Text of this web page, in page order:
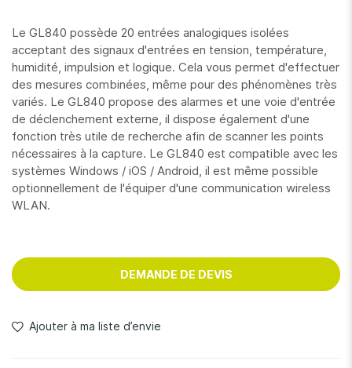
Le GL840 possède 20 entrées analogiques isolées
acceptant des signaux d'entrées en tension, température,
humidité, impulsion et logique. Cela vous permet d'effectuer
des mesures combinées, même pour des phénomènes très
variés. Le GL840 propose des alarmes et une voie d'entrée
de déclenchement externe, il dispose également d'une
fonction très utile de recherche afin de scanner les points
nécessaires à la capture. Le GL840 est compatible avec les
systèmes Windows / iOS / Android, il est même possible
optionnellement de l'équiper d'une communication wireless
WLAN.
DEMANDE DE DEVIS
Ajouter à ma liste d’envie